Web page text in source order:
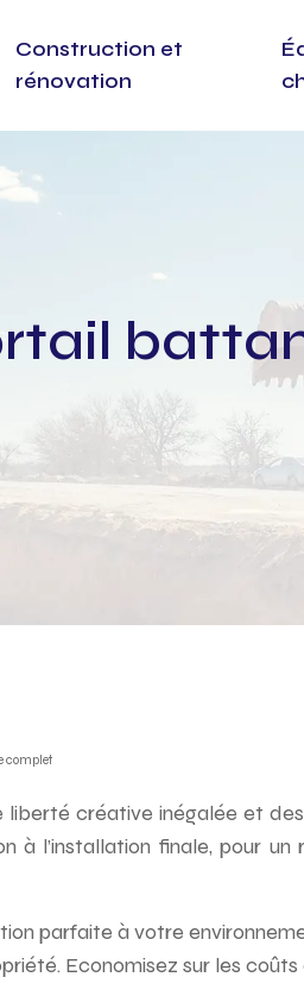
Construction et
rénovation
complet
créative inégalée et
l’installation finale, pour
parfaite à votre
Economisez sur les